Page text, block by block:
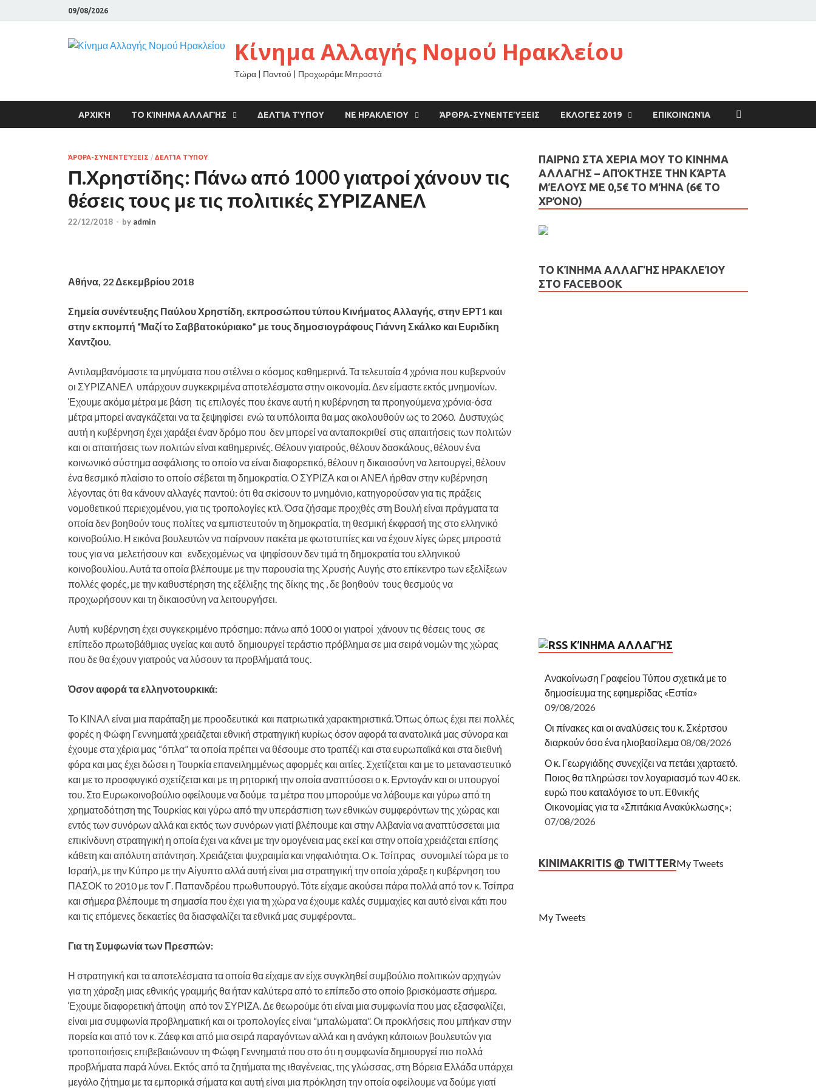
09/08/2026
Κίνημα Αλλαγής Νομού Ηρακλείου
Τώρα | Παντού | Προχωράμε Μπροστά
ΑΡΧΙΚΉ ΤΟ ΚΊΝΗΜΑ ΑΛΛΑΓΉΣ ΔΕΛΤΊΑ ΤΎΠΟΥ ΝΕ ΗΡΑΚΛΕΊΟΥ ΆΡΘΡΑ-ΣΥΝΕΝΤΕΎΞΕΙΣ ΕΚΛΟΓΕΣ 2019 ΕΠΙΚΟΙΝΩΝΊΑ
ΆΡΘΡΑ-ΣΥΝΕΝΤΕΎΞΕΙΣ / ΔΕΛΤΊΑ ΤΎΠΟΥ
Π.Χρηστίδης: Πάνω από 1000 γιατροί χάνουν τις
θέσεις τους με τις πολιτικές ΣΥΡΙΖΑΝΕΛ
22/12/2018 - by admin
Αθήνα, 22 Δεκεμβρίου 2018
Σημεία συνέντευξης Παύλου Χρηστίδη, εκπροσώπου τύπου Κινήματος Αλλαγής, στην ΕΡΤ1 και
στην εκπομπή “Μαζί το Σαββατοκύριακο” με τους δημοσιογράφους Γιάννη Σκάλκο και Ευριδίκη
Χαντζιου.
Αντιλαμβανόμαστε τα μηνύματα που στέλνει ο κόσμος καθημερινά. Τα τελευταία 4 χρόνια που κυβερνούν
οι ΣΥΡΙΖΑΝΕΛ υπάρχουν συγκεκριμένα αποτελέσματα στην οικονομία. Δεν είμαστε εκτός μνημονίων.
Έχουμε ακόμα μέτρα με βάση τις επιλογές που έκανε αυτή η κυβέρνηση τα προηγούμενα χρόνια-όσα
μέτρα μπορεί αναγκάζεται να τα ξεψηφίσει ενώ τα υπόλοιπα θα μας ακολουθούν ως το 2060. Δυστυχώς
αυτή η κυβέρνηση έχει χαράξει έναν δρόμο που δεν μπορεί να ανταποκριθεί στις απαιτήσεις των πολιτών
και οι απαιτήσεις των πολιτών είναι καθημερινές. Θέλουν γιατρούς, θέλουν δασκάλους, θέλουν ένα
κοινωνικό σύστημα ασφάλισης το οποίο να είναι διαφορετικό, θέλουν η δικαιοσύνη να λειτουργεί, θέλουν
ένα θεσμικό πλαίσιο το οποίο σέβεται τη δημοκρατία. Ο ΣΥΡΙΖΑ και οι ΑΝΕΛ ήρθαν στην κυβέρνηση
λέγοντας ότι θα κάνουν αλλαγές παντού: ότι θα σκίσουν το μνημόνιο, κατηγορούσαν για τις πράξεις
νομοθετικού περιεχομένου, για τις τροπολογίες κτλ. Όσα ζήσαμε προχθές στη Βουλή είναι πράγματα τα
οποία δεν βοηθούν τους πολίτες να εμπιστευτούν τη δημοκρατία, τη θεσμική έκφρασή της στο ελληνικό
κοινοβούλιο. Η εικόνα βουλευτών να παίρνουν πακέτα με φωτοτυπίες και να έχουν λίγες ώρες μπροστά
τους για να μελετήσουν και ενδεχομένως να ψηφίσουν δεν τιμά τη δημοκρατία του ελληνικού
κοινοβουλίου. Αυτά τα οποία βλέπουμε με την παρουσία της Χρυσής Αυγής στο επίκεντρο των εξελίξεων
πολλές φορές, με την καθυστέρηση της εξέλιξης της δίκης της , δε βοηθούν τους θεσμούς να
προχωρήσουν και τη δικαιοσύνη να λειτουργήσει.
Αυτή κυβέρνηση έχει συγκεκριμένο πρόσημο: πάνω από 1000 οι γιατροί χάνουν τις θέσεις τους σε
επίπεδο πρωτοβάθμιας υγείας και αυτό δημιουργεί τεράστιο πρόβλημα σε μια σειρά νομών της χώρας
που δε θα έχουν γιατρούς να λύσουν τα προβλήματά τους.
Όσον αφορά τα ελληνοτουρκικά:
Το ΚΙΝΑΛ είναι μια παράταξη με προοδευτικά και πατριωτικά χαρακτηριστικά. Όπως όπως έχει πει πολλές
φορές η Φώφη Γεννηματά χρειάζεται εθνική στρατηγική κυρίως όσον αφορά τα ανατολικά μας σύνορα και
έχουμε στα χέρια μας “όπλα” τα οποία πρέπει να θέσουμε στο τραπέζι και στα ευρωπαϊκά και στα διεθνή
φόρα και μας έχει δώσει η Τουρκία επανειλημμένως αφορμές και αιτίες. Σχετίζεται και με το μεταναστευτικό
και με το προσφυγικό σχετίζεται και με τη ρητορική την οποία αναπτύσσει ο κ. Ερντογάν και οι υπουργοί
του. Στο Ευρωκοινοβούλιο οφείλουμε να δούμε τα μέτρα που μπορούμε να λάβουμε και γύρω από τη
χρηματοδότηση της Τουρκίας και γύρω από την υπεράσπιση των εθνικών συμφερόντων της χώρας και
εντός των συνόρων αλλά και εκτός των συνόρων γιατί βλέπουμε και στην Αλβανία να αναπτύσσεται μια
επικίνδυνη στρατηγική η οποία έχει να κάνει με την ομογένεια μας εκεί και στην οποία χρειάζεται επίσης
κάθετη και απόλυτη απάντηση. Χρειάζεται ψυχραιμία και νηφαλιότητα. Ο κ. Τσίπρας συνομιλεί τώρα με το
Ισραήλ, με την Κύπρο με την Αίγυπτο αλλά αυτή είναι μια στρατηγική την οποία χάραξε η κυβέρνηση του
ΠΑΣΟΚ το 2010 με τον Γ. Παπανδρέου πρωθυπουργό. Τότε είχαμε ακούσει πάρα πολλά από τον κ. Τσίπρα
και σήμερα βλέπουμε τη σημασία που έχει για τη χώρα να έχουμε καλές συμμαχίες και αυτό είναι κάτι που
και τις επόμενες δεκαετίες θα διασφαλίζει τα εθνικά μας συμφέροντα..
Για τη Συμφωνία των Πρεσπών:
Η στρατηγική και τα αποτελέσματα τα οποία θα είχαμε αν είχε συγκληθεί συμβούλιο πολιτικών αρχηγών
για τη χάραξη μιας εθνικής γραμμής θα ήταν καλύτερα από το επίπεδο στο οποίο βρισκόμαστε σήμερα.
Έχουμε διαφορετική άποψη από τον ΣΥΡΙΖΑ. Δε θεωρούμε ότι είναι μια συμφωνία που μας εξασφαλίζει,
είναι μια συμφωνία προβληματική και οι τροπολογίες είναι “μπαλώματα”. Οι προκλήσεις που μπήκαν στην
πορεία και από τον κ. Ζάεφ και από μια σειρά παραγόντων αλλά και η ανάγκη κάποιων βουλευτών για
τροποποιήσεις επιβεβαιώνουν τη Φώφη Γεννηματά που στο ότι η συμφωνία δημιουργεί πιο πολλά
προβλήματα παρά λύνει. Εκτός από τα ζητήματα της ιθαγένειας, της γλώσσας, στη Βόρεια Ελλάδα υπάρχει
μεγάλο ζήτημα με τα εμπορικά σήματα και αυτή είναι μια πρόκληση την οποία οφείλουμε να δούμε γιατί
ΠΑΙΡΝΩ ΣΤΑ ΧΕΡΙΑ ΜΟΥ ΤΟ ΚΙΝΗΜΑ
ΑΛΛΑΓΗΣ – AΠΌΚΤΗΣΕ ΤΗΝ ΚΆΡΤΑ
ΜΈΛΟΥΣ ΜΕ 0,5€ ΤΟ ΜΉΝΑ (6€ ΤΟ
ΧΡΌΝΟ)
ΤΟ ΚΊΝΗΜΑ ΑΛΛΑΓΉΣ ΗΡΑΚΛΕΊΟΥ
ΣΤΟ FACEBOOK
ΚΊΝΗΜΑ ΑΛΛΑΓΉΣ
Ανακοίνωση Γραφείου Τύπου σχετικά με το
δημοσίευμα της εφημερίδας «Εστία»
09/08/2026
Οι πίνακες και οι αναλύσεις του κ. Σκέρτσου
διαρκούν όσο ένα ηλιοβασίλεμα08/08/2026
Ο κ. Γεωργιάδης συνεχίζει να πετάει χαρταετό.
Ποιος θα πληρώσει τον λογαριασμό των 40 εκ.
ευρώ που καταλόγισε το υπ. Εθνικής
Οικονομίας για τα «Σπιτάκια Ανακύκλωσης»;
07/08/2026
KINIMAKRITIS @ TWITTERMy Tweets
My Tweets